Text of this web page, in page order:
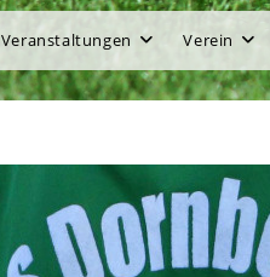
Veranstaltungen Verein